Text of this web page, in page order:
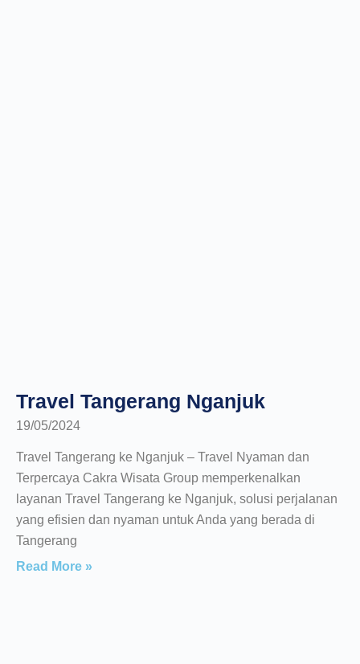
Travel Tangerang Nganjuk
19/05/2024
Travel Tangerang ke Nganjuk – Travel Nyaman dan
Terpercaya Cakra Wisata Group memperkenalkan
layanan Travel Tangerang ke Nganjuk, solusi perjalanan
yang efisien dan nyaman untuk Anda yang berada di
Tangerang
Read More »